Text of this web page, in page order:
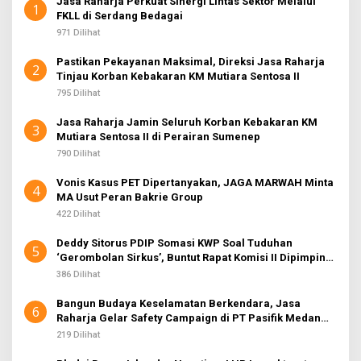
1
FKLL di Serdang Bedagai
971 Dilihat
2
Pastikan Pekayanan Maksimal, Direksi Jasa Raharja
Tinjau Korban Kebakaran KM Mutiara Sentosa II
795 Dilihat
3
Jasa Raharja Jamin Seluruh Korban Kebakaran KM
Mutiara Sentosa II di Perairan Sumenep
790 Dilihat
4
Vonis Kasus PET Dipertanyakan, JAGA MARWAH Minta
MA Usut Peran Bakrie Group
422 Dilihat
5
Deddy Sitorus PDIP Somasi KWP Soal Tuduhan
‘Gerombolan Sirkus’, Buntut Rapat Komisi II Dipimpin
Sufmi Dasco Ahmad
386 Dilihat
6
Bangun Budaya Keselamatan Berkendara, Jasa
Raharja Gelar Safety Campaign di PT Pasifik Medan
Industri
219 Dilihat